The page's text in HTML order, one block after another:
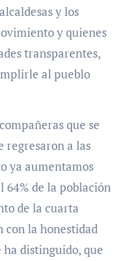
y los
y quienes
transparentes,
al pueblo
que se
regresaron a las
ya aumentamos
64% de la población
de la cuarta
la honestidad
distinguido, que